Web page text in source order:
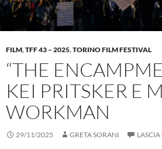
FILM,TFF 43 – 2025,TORINO FILM FESTIVAL
“THE
KEI PRITSKER E
WORKMAN
29/11/2025 GRETA SORANI